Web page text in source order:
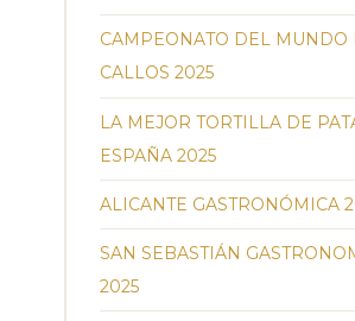
CAMPEONATO DEL MUNDO
CALLOS 2025
LA MEJOR TORTILLA DE
ESPAÑA 2025
ALICANTE GASTRONÓMICA
SAN SEBASTIÁN
2025